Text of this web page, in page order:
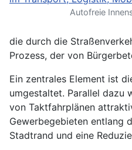
Autofreie
die durch die
Prozess, der von
Ein zentrales Element ist
umgestaltet. Parallel dazu
von Taktfahrplänen
Gewerbegebieten entlang
Stadtrand und eine